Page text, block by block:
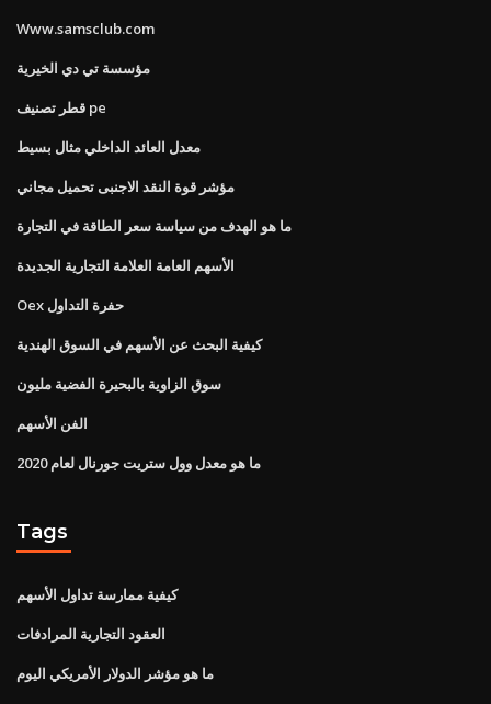
Www.samsclub.com
مؤسسة تي دي الخيرية
قطر تصنيف pe
معدل العائد الداخلي مثال بسيط
مؤشر قوة النقد الاجنبى تحميل مجاني
ما هو الهدف من سياسة سعر الطاقة في التجارة
الأسهم العامة العلامة التجارية الجديدة
Oex حفرة التداول
كيفية البحث عن الأسهم في السوق الهندية
سوق الزاوية بالبحيرة الفضية مليون
الفن الأسهم
ما هو معدل وول ستريت جورنال لعام 2020
Tags
كيفية ممارسة تداول الأسهم
العقود التجارية المرادفات
ما هو مؤشر الدولار الأمريكي اليوم